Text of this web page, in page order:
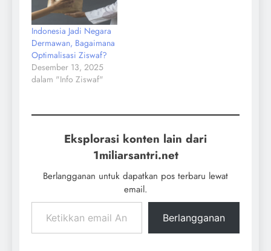
Indonesia Jadi Negara
Dermawan, Bagaimana
Optimalisasi Ziswaf?
Desember 13, 2025
dalam "Info Ziswaf"
Eksplorasi konten lain dari
1miliarsantri.net
Berlangganan untuk dapatkan pos terbaru lewat
email.
Berlangganan